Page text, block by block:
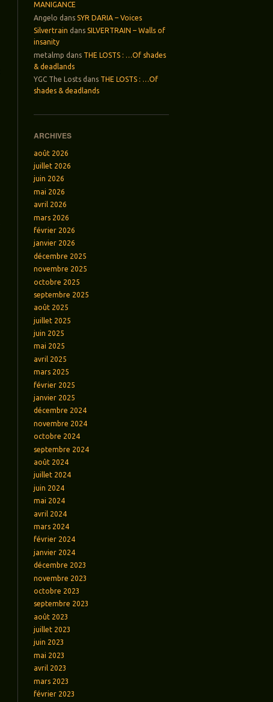
MANIGANCE
Angelo dansSYR DARIA – Voices
Silvertrain dansSILVERTRAIN – Walls of
insanity
metalmp dans THE LOSTS : …Of shades
& deadlands
YGC The Losts dans THE LOSTS : …Of
shades & deadlands
ARCHIVES
août 2026
juillet 2026
juin 2026
mai 2026
avril 2026
mars 2026
février 2026
janvier 2026
décembre 2025
novembre 2025
octobre 2025
septembre 2025
août 2025
juillet 2025
juin 2025
mai 2025
avril 2025
mars 2025
février 2025
janvier 2025
décembre 2024
novembre 2024
octobre 2024
septembre 2024
août 2024
juillet 2024
juin 2024
mai 2024
avril 2024
mars 2024
février 2024
janvier 2024
décembre 2023
novembre 2023
octobre 2023
septembre 2023
août 2023
juillet 2023
juin 2023
mai 2023
avril 2023
mars 2023
février 2023